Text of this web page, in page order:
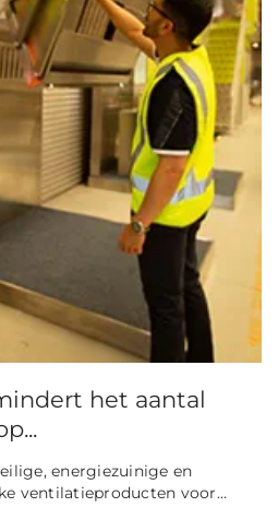
het aantal
energiezuinige en
ventilatieproducten voor...